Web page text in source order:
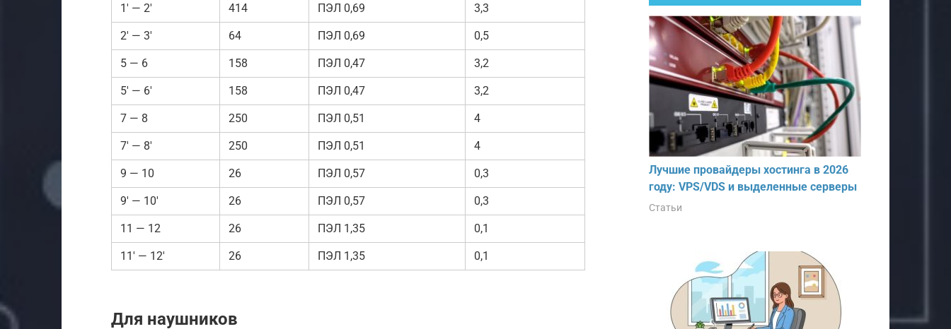
1′ — 2′ 414 ПЭЛ 0,69 3,3
2′ — 3′ 64 ПЭЛ 0,69 0,5
5 — 6 158 ПЭЛ 0,47 3,2
5′ — 6′ 158 ПЭЛ 0,47 3,2
7 — 8 250 ПЭЛ 0,51 4
7′ — 8′ 250 ПЭЛ 0,51 4
9 — 10 26 ПЭЛ 0,57 0,3
9′ — 10′ 26 ПЭЛ 0,57 0,3
11 — 12 26 ПЭЛ 1,35 0,1
11′ — 12′ 26 ПЭЛ 1,35 0,1
Для наушников
Лучшие провайдеры хостинга в 2026
году: VPS/VDS и выделенные серверы
Статьи